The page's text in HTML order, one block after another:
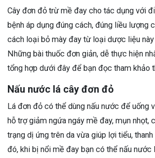
Cây đơn đỏ trừ mề đay cho tác dụng với
bệnh áp dụng đúng cách, đúng liều lượng
cách loại bỏ mày đay từ loại dược liệu này
Những bài thuốc đơn giản, dễ thực hiện
tổng hợp dưới đây để bạn đọc tham khảo
Nấu nước lá cây đơn đỏ
Lá đơn đỏ có thể dùng nấu nước để uống
hỗ trợ giảm ngứa ngáy mề đay, mụn nhọt,
trạng dị ứng trên da vừa giúp lợi tiểu,
đó, khi bị nổi mề đay bạn có thể nấu nước